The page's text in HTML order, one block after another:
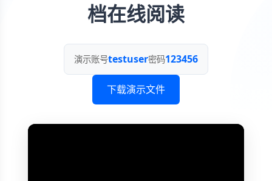
档在线阅读
演示账号testuser密码123456
下载演示文件